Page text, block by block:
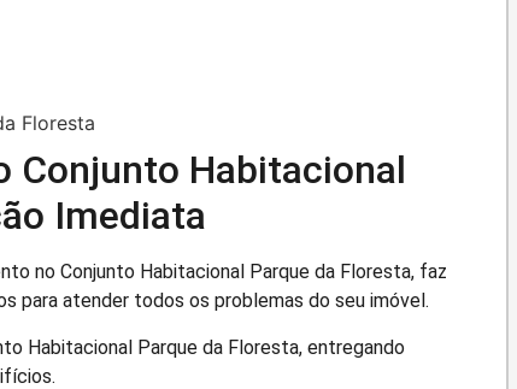
Conjunto Habitacional
Imediata
no Conjunto Habitacional Parque da Floresta, faz
para atender todos os problemas do seu imóvel.
Habitacional Parque da Floresta, entregando